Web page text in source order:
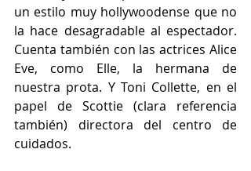
un estilo muy hollywoodense que no
la hace desagradable al espectador.
Cuenta también con las actrices Alice
Eve, como Elle, la hermana de
nuestra prota. Y Toni Collette, en el
papel de Scottie (clara referencia
también) directora del centro de
cuidados.